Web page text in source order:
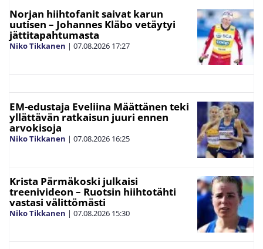
Norjan hiihtofanit saivat karun
uutisen – Johannes Kläbo vetäytyi
jättitapahtumasta
Niko Tikkanen | 07.08.2026 17:27
EM-edustaja Eveliina Määttänen teki
yllättävän ratkaisun juuri ennen
arvokisoja
Niko Tikkanen | 07.08.2026 16:25
Krista Pärmäkoski julkaisi
treenivideon – Ruotsin hiihtotähti
vastasi välittömästi
Niko Tikkanen | 07.08.2026 15:30